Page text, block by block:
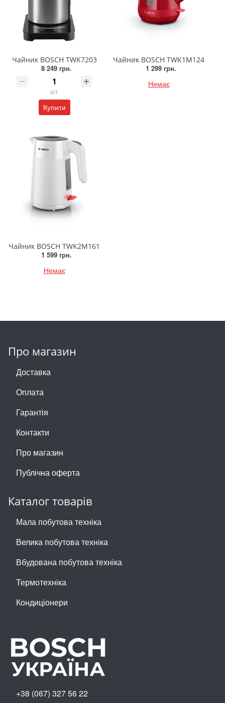
Чайник BOSCH TWK7203
8 249 грн.
шт
Купити
Чайник BOSCH TWK1M124
1 299 грн.
Немає
Чайник BOSCH TWK2M161
1 599 грн.
Немає
Про магазин
Доставка
Оплата
Гарантія
Контакти
Про магазин
Публічна оферта
Каталог товарів
Мала побутова техніка
Велика побутова техніка
Вбудована побутова техніка
Термотехніка
Кондиціонери
+38 (067) 327 56 22